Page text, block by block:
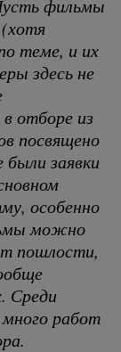
фильмы
теме, и их
здесь не
отборе из
посвящено
заявки
особенно
можно
пошлости,
Среди
много работ